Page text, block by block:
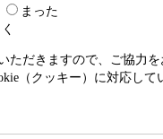
まった
く
だきますので、ご協力を
（クッキー）に対応して